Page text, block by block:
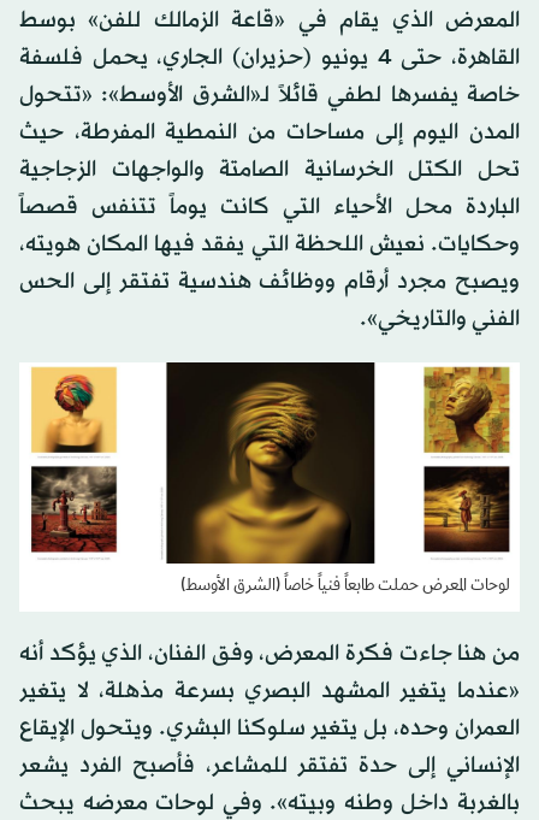
المعرض الذي يقام في «قاعة الزمالك للفن» بوسط
القاهرة، حتى 4 يونيو (حزيران) الجاري، يحمل فلسفة
خاصة يفسرها لطفي قائلاً لـ«الشرق الأوسط»: «تتحول
المدن اليوم إلى مساحات من النمطية المفرطة، حيث
تحل الكتل الخرسانية الصامتة والواجهات الزجاجية
الباردة محل الأحياء التي كانت يوماً تتنفس قصصاً
وحكايات. نعيش اللحظة التي يفقد فيها المكان هويته،
ويصبح مجرد أرقام ووظائف هندسية تفتقر إلى الحس
الفني والتاريخي».
لوحات المعرض حملت طابعاً فنياً خاصاً (الشرق الأوسط)
من هنا جاءت فكرة المعرض، وفق الفنان، الذي يؤكد أنه
«عندما يتغير المشهد البصري بسرعة مذهلة، لا يتغير
العمران وحده، بل يتغير سلوكنا البشري. ويتحول الإيقاع
الإنساني إلى حدة تفتقر للمشاعر، فأصبح الفرد يشعر
بالغربة داخل وطنه وبيته». وفي لوحات معرضه يبحث